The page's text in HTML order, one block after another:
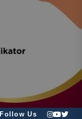
Follow Us